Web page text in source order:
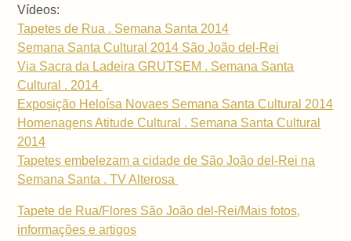
Vídeos:
Tapetes de Rua . Semana Santa 2014
Semana Santa Cultural 2014 São João del-Rei
Via Sacra da Ladeira GRUTSEM . Semana Santa
Cultural . 2014
Exposição Heloísa Novaes Semana Santa Cultural 2014
Homenagens Atitude Cultural . Semana Santa Cultural
2014
Tapetes embelezam a cidade de São João del-Rei na
Semana Santa . TV Alterosa
Tapete de Rua/Flores São João del-Rei/Mais fotos,
informações e artigos